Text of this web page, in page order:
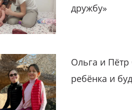
дружбу»
Ольга и
ребёнка и